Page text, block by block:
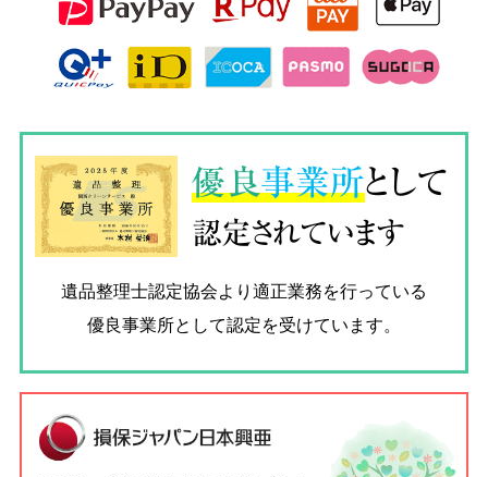
優良事業所として
認定されています
遺品整理士認定協会より適正業務を行っている
優良事業所として認定を受けています。